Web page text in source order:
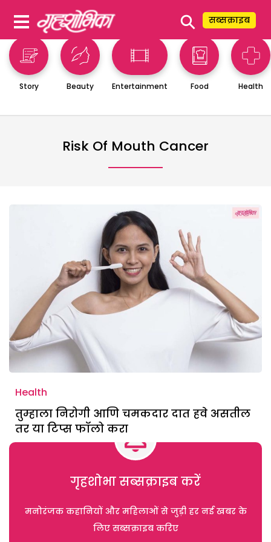
⚲ सब्सक्राइब
Story Beauty Entertainment Food Health
Risk Of Mouth Cancer
Health
तुम्हाला निरोगी आणि चमकदार दात हवे असतील
तर या टिप्स फॉलो करा
गृहशोभा सब्सक्राइब करें
मनोरंजक कहानियों और महिलाओं से जुड़ी हर नई खबर के
लिए सब्सक्राइब करिए